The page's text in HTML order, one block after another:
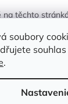
soubory
souhlas
.
na těchto
Vytvoril